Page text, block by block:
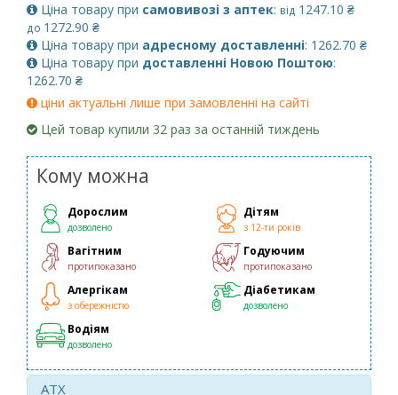
Ціна товару при самовивозі з аптек: від 1247.10 ₴
до 1272.90 ₴
Ціна товару при адресному доставленні: 1262.70 ₴
Ціна товару при доставленні Новою Поштою:
1262.70 ₴
ціни актуальні лише при замовленні на сайті
Цей товар купили 32 раз за останній тиждень
Кому можна
Дорослим
дозволено
Дітям
з 12-ти років
Вагітним
протипоказано
Годуючим
протипоказано
Алергікам
з обережністю
Діабетикам
дозволено
Водіям
дозволено
ATX